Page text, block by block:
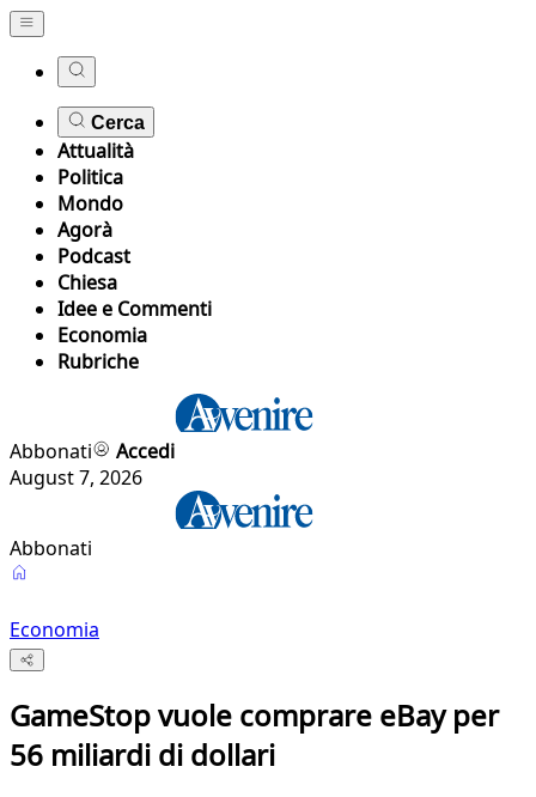
Cerca
Attualità
Politica
Mondo
Agorà
Podcast
Chiesa
Idee e Commenti
Economia
Rubriche
Abbonati
Accedi
August 7, 2026
Abbonati
Economia
GameStop vuole comprare eBay per
56 miliardi di dollari